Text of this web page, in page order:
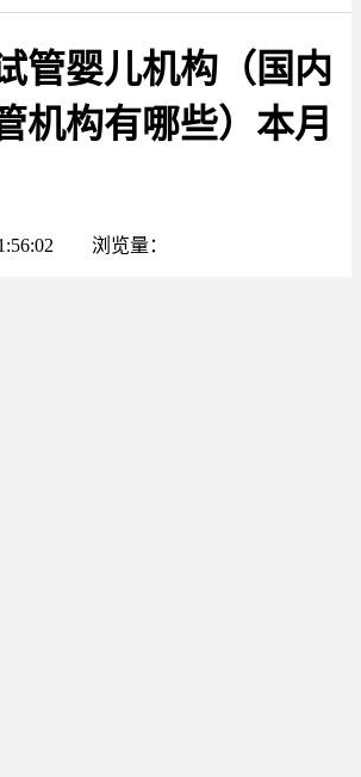
管婴儿机构（国内
机构有哪些）本月
浏览量：